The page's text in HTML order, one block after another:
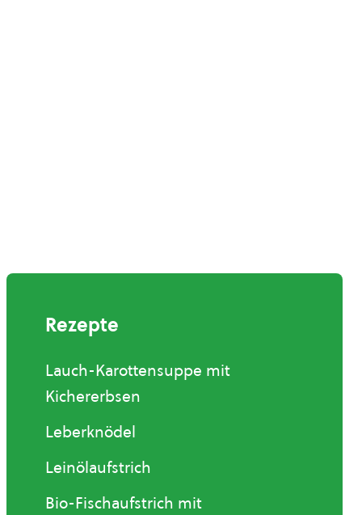
Rezepte
Lauch-Karottensuppe mit
Kichererbsen
Leberknödel
Leinölaufstrich
Bio-Fischaufstrich mit